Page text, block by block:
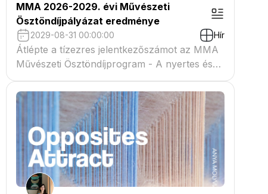
MMA 2026-2029. évi Művészeti
Ösztöndíjpályázat eredménye
2029-08-31 00:00:00 Hír
Átlépte a tízezres jelentkezőszámot az MMA
Művészeti Ösztöndíjprogram - A nyertes és
tartaléklistás pályázók névsora megtekinthető
a csatolmányban